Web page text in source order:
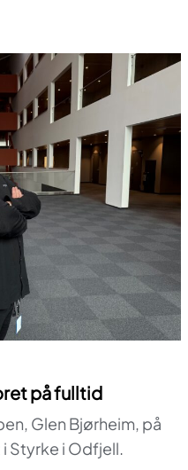
på fulltid
Glen Bjørheim, på
Styrke i Odfjell.